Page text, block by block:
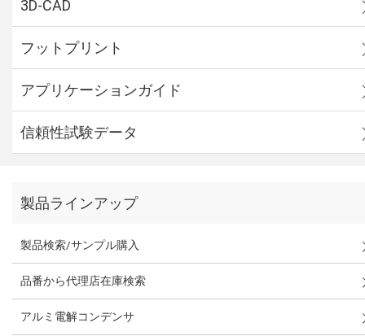
3D-CAD
フットプリント
アプリケーションガイド
信頼性試験データ
製品ラインアップ
製品検索/サンプル購入
品番から代理店在庫検索
アルミ電解コンデンサ